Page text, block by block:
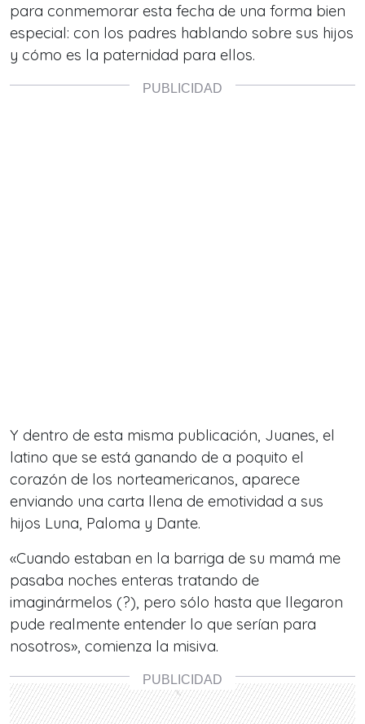
para conmemorar esta fecha de una forma bien
especial: con los padres hablando sobre sus hijos
y cómo es la paternidad para ellos.
Y dentro de esta misma publicación, Juanes, el
latino que se está ganando de a poquito el
corazón de los norteamericanos, aparece
enviando una carta llena de emotividad a sus
hijos Luna, Paloma y Dante.
«Cuando estaban en la barriga de su mamá me
pasaba noches enteras tratando de
imaginármelos (?), pero sólo hasta que llegaron
pude realmente entender lo que serían para
nosotros», comienza la misiva.